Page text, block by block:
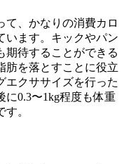
て、かなりの消費カロ
います。キックやパン
期待することができる
肪を落とすことに役立
エクササイズを行った
に0.3〜1kg程度も体重
。